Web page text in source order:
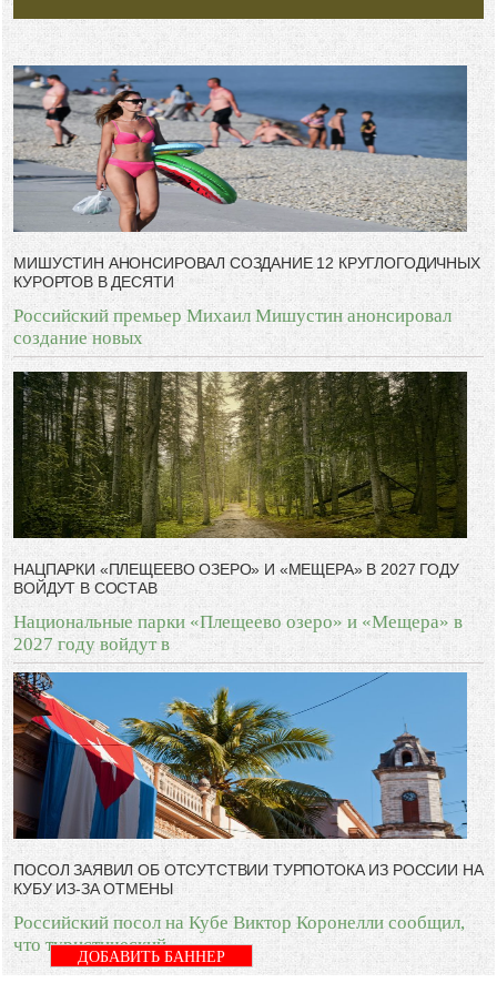
МИШУСТИН АНОНСИРОВАЛ СОЗДАНИЕ 12 КРУГЛОГОДИЧНЫХ
КУРОРТОВ В ДЕСЯТИ
Российский премьер Михаил Мишустин анонсировал
создание новых
НАЦПАРКИ «ПЛЕЩЕЕВО ОЗЕРО» И «МЕЩЕРА» В 2027 ГОДУ
ВОЙДУТ В СОСТАВ
Национальные парки «Плещеево озеро» и «Мещера» в
2027 году войдут в
ПОСОЛ ЗАЯВИЛ ОБ ОТСУТСТВИИ ТУРПОТОКА ИЗ РОССИИ НА
КУБУ ИЗ-ЗА ОТМЕНЫ
Российский посол на Кубе Виктор Коронелли сообщил,
что туристический
ДОБАВИТЬ БАННЕР